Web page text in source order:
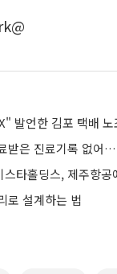
스타홀딩스, 제주항
로 설계하는 법